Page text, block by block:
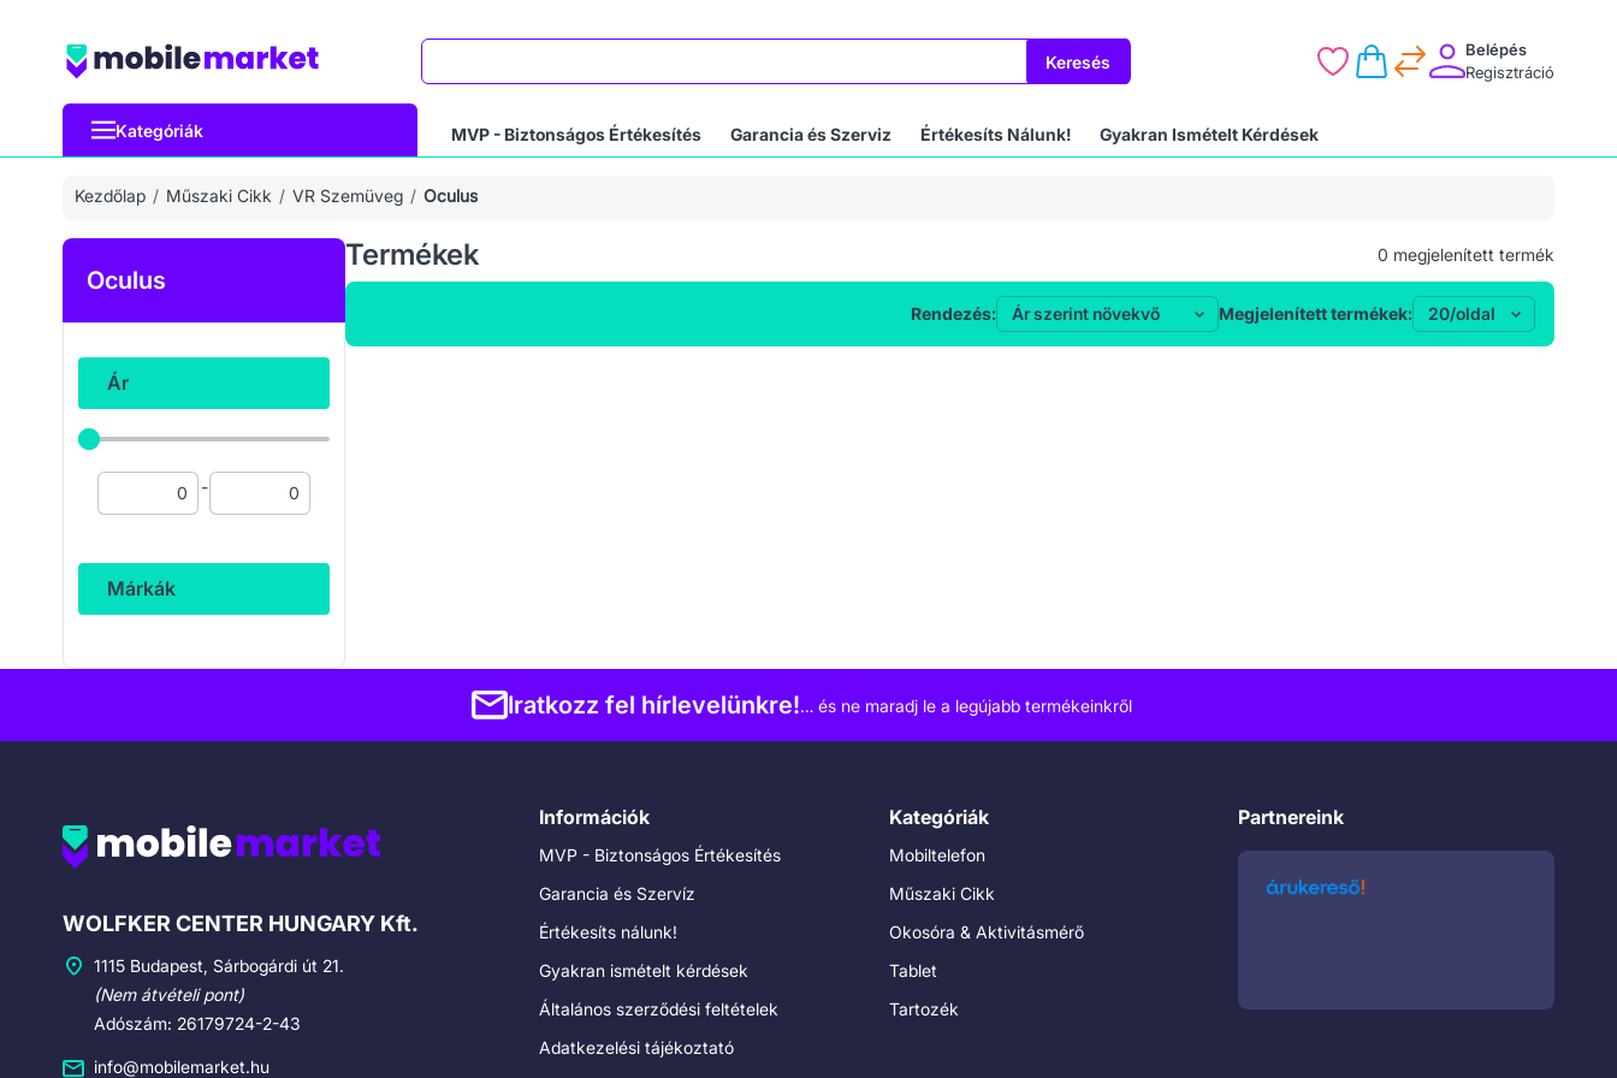
Keresés
Belépés
Regisztráció
Kategóriák MVP - Biztonságos Értékesítés Garancia és Szerviz Értékesíts Nálunk! Gyakran Ismételt Kérdések
Kezdőlap Műszaki Cikk VR Szemüveg Oculus
Oculus
Ár
-
Márkák
Termékek 0 megjelenített termék
Rendezés: Megjelenített termékek:
Iratkozz fel hírlevelünkre!… és ne maradj le a legújabb termékeinkről
Cégadatok
WOLFKER CENTER HUNGARY Kft.
1115 Budapest, Sárbogárdi út 21.
(Nem átvételi pont)
Adószám: 26179724-2-43
info@mobilemarket.hu
Információk
MVP - Biztonságos Értékesítés
Garancia és Szervíz
Értékesíts nálunk!
Gyakran ismételt kérdések
Általános szerződési feltételek
Adatkezelési tájékoztató
Kategóriák
Mobiltelefon
Műszaki Cikk
Okosóra & Aktivitásmérő
Tablet
Tartozék
Partnereink